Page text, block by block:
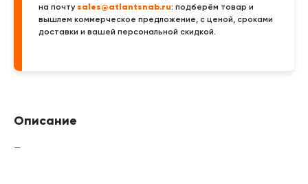
на почту sales@atlantsnab.ru: подберём товар и
вышлем коммерческое предложение, с ценой, сроками
доставки и вашей персональной скидкой.
Описание
—